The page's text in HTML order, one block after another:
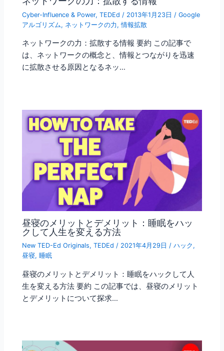
Cyber-Influence & Power,TEDEd / 2013年1月23日 /Google
アルゴリズム, ネットワークの力 ,情報拡散
ネットワークの力：拡散する情報 要約 この記事で
は、ネットワークの概念と、情報とつながりを迅速
に拡散させる原因となるネッ…
昼寝のメリットとデメリット：睡眠をハッ
クして人生を変える方法
New TED-Ed Originals,TEDEd / 2021年4月29日/ハック ,
昼寝, 睡眠
昼寝のメリットとデメリット：睡眠をハックして人
生を変える方法 要約 この記事では、昼寝のメリット
とデメリットについて探求…